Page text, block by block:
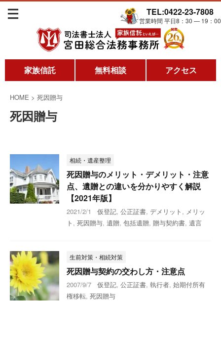
TEL:0422-23-7808
営業時間 平日8：30 ― 19：00
家族信託 無料相談 アクセス
HOME > 死因贈与
死因贈与
相続・遺産整理
死因贈与のメリット・デメリット・注意
点、遺贈との違いを分かりやすく解説
【2021年版】
2021/2/1 仮登記, 公正証書, デメリット , メリッ
ト , 死因贈与, 遺贈, 包括遺贈, 贈与契約書, 遺言
生前対策・相続対策
死因贈与契約の交わし方・注意点
2007/9/7 仮登記, 公正証書, 執行者, 始期付所有
権移転, 死因贈与